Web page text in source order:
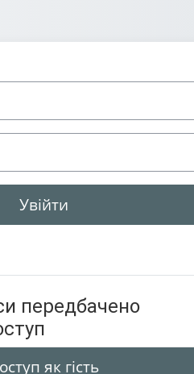
Увійти
передбачено
як гість